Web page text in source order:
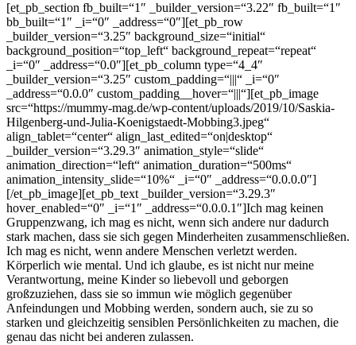
[et_pb_section fb_built=“1″ _builder_version=“3.22″ fb_built=“1″
bb_built=“1″ _i=“0″ _address=“0″][et_pb_row
_builder_version=“3.25″ background_size=“initial“
background_position=“top_left“ background_repeat=“repeat“
_i=“0″ _address=“0.0″][et_pb_column type=“4_4″
_builder_version=“3.25″ custom_padding=“|||“ _i=“0″
_address=“0.0.0″ custom_padding__hover=“|||“][et_pb_image
src=“https://mummy-mag.de/wp-content/uploads/2019/10/Saskia-
Hilgenberg-und-Julia-Koenigstaedt-Mobbing3.jpeg“
align_tablet=“center“ align_last_edited=“on|desktop“
_builder_version=“3.29.3″ animation_style=“slide“
animation_direction=“left“ animation_duration=“500ms“
animation_intensity_slide=“10%“ _i=“0″ _address=“0.0.0.0″]
[/et_pb_image][et_pb_text _builder_version=“3.29.3″
hover_enabled=“0″ _i=“1″ _address=“0.0.0.1″]Ich mag keinen
Gruppenzwang, ich mag es nicht, wenn sich andere nur dadurch
stark machen, dass sie sich gegen Minderheiten zusammenschließen.
Ich mag es nicht, wenn andere Menschen verletzt werden.
Körperlich wie mental. Und ich glaube, es ist nicht nur meine
Verantwortung, meine Kinder so liebevoll und geborgen
großzuziehen, dass sie so immun wie möglich gegenüber
Anfeindungen und Mobbing werden, sondern auch, sie zu so
starken und gleichzeitig sensiblen Persönlichkeiten zu machen, die
genau das nicht bei anderen zulassen.